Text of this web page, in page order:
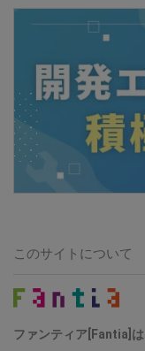
このサイトについて
ファンティア[Fantia]